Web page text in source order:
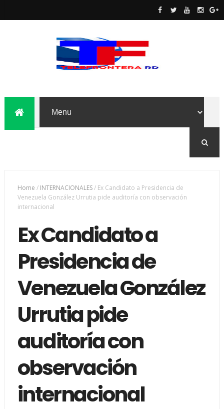
Home / INTERNACIONALES/ Ex Candidato a Presidencia de
Venezuela González Urrutia pide auditoría con observación
internacional
Ex Candidato a
Presidencia de
Venezuela González
Urrutia pide
auditoría con
observación
internacional